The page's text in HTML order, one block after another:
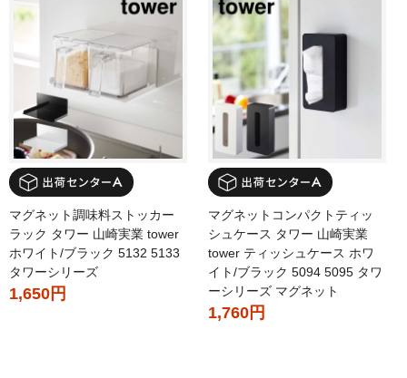
マグネット調味料ストッカー
ラック タワー 山崎実業 tower
ホワイト/ブラック 5132 5133
タワーシリーズ
1,650円
マグネットコンパクトティッ
シュケース タワー 山崎実業
tower ティッシュケース ホワ
イト/ブラック 5094 5095 タワ
ーシリーズ マグネット
1,760円